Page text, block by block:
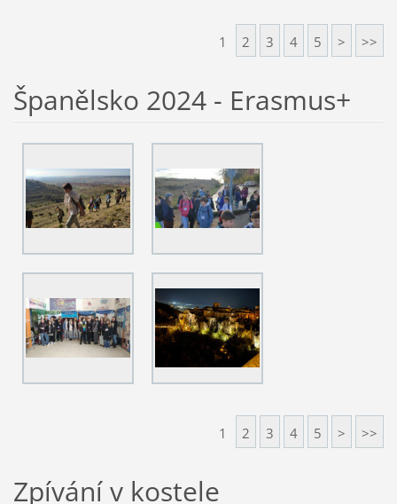
1 2 3 4 5 > >>
Španělsko 2024 - Erasmus+
1 2 3 4 5 > >>
Zpívání v kostele